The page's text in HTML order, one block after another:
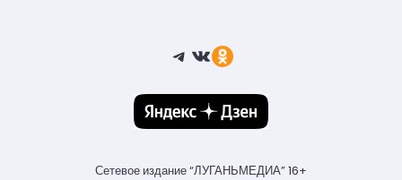
Telegram
ВКонтакте
Ссылка
Сетевое издание “ЛУГАНЬМЕДИА” 16+